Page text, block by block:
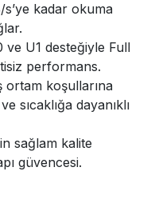
s’ye kadar okuma
ve U1 desteğiyle Full
performans.
ortam koşullarına
sıcaklığa dayanıklı
sağlam kalite
güvencesi.